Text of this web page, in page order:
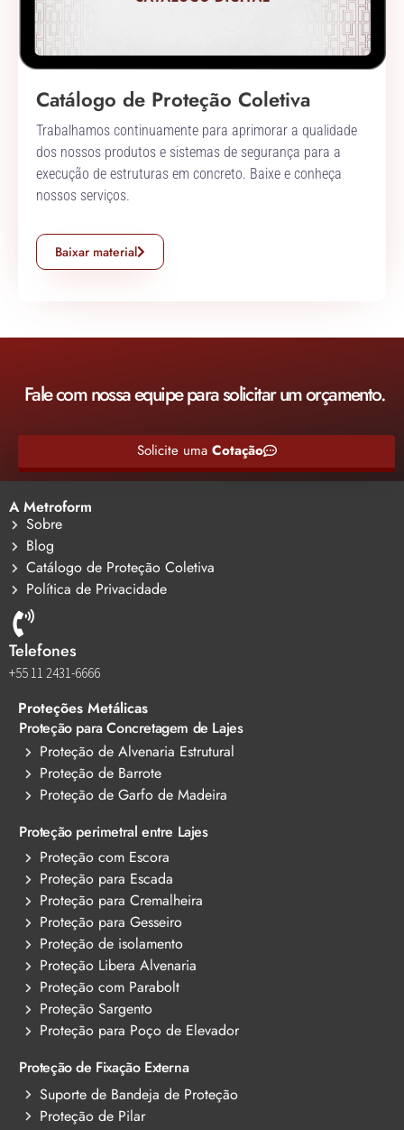
Catálogo de Proteção Coletiva
Trabalhamos continuamente para aprimorar a qualidade
dos nossos produtos e sistemas de segurança para a
execução de estruturas em concreto. Baixe e conheça
nossos serviços.
Baixar material
Fale com nossa equipe para solicitar um orçamento.
Solicite uma Cotação
A Metroform
Sobre
Blog
Catálogo de Proteção Coletiva
Política de Privacidade
Telefones
+55 11 2431-6666
Proteções Metálicas
Proteção para Concretagem de Lajes
Proteção de Alvenaria Estrutural
Proteção de Barrote
Proteção de Garfo de Madeira
Proteção perimetral entre Lajes
Proteção com Escora
Proteção para Escada
Proteção para Cremalheira
Proteção para Gesseiro
Proteção de isolamento
Proteção Libera Alvenaria
Proteção com Parabolt
Proteção Sargento
Proteção para Poço de Elevador
Proteção de Fixação Externa
Suporte de Bandeja de Proteção
Proteção de Pilar